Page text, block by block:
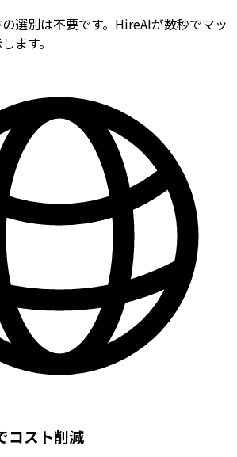
選別は不要です。HireAIが数秒でマッ
ます。
コスト削減